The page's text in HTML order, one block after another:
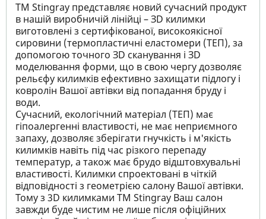
ТМ Stingray представляє новий сучасний продукт
в нашій виробничій лінійці – ЗD килимки
виготовлені з сертифікованої, високоякісної
сировини (термопластичні еластомери (ТЕП), за
допомогою точного ЗD сканування і ЗD
моделювання форми, що в свою чергу дозволяє
рельєфу килимків ефективно захищати підлогу і
ковролін Вашої автівки від попадання бруду і
води.
Сучасний, екологічний матеріал (ТЕП) має
гіпоалергенні властивості, не має неприємного
запаху, дозволяє зберігати гнучкість і м'якість
килимків навіть під час різкого перепаду
температур, а також має брудо відштовхувальні
властивості. Килимки спроектовані в чіткій
відповідності з геометрією салону Вашої автівки.
Тому з 3D килимками TM Stingray Ваш салон
завжди буде чистим не лише після офіційних